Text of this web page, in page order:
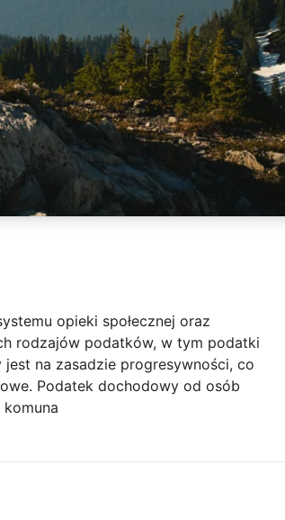
opieki społecznej oraz
rodzajów podatków, w tym podatki
na zasadzie progresywności, co
Podatek dochodowy od osób